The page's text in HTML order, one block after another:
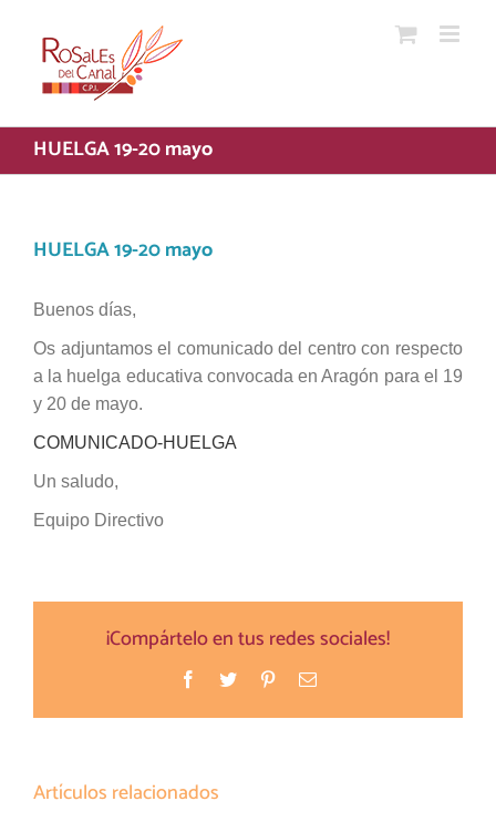
contenido
HUELGA 19-20 mayo
HUELGA 19-20 mayo
Buenos días,
Os adjuntamos el comunicado del centro con respecto
a la huelga educativa convocada en Aragón para el 19
y 20 de mayo.
COMUNICADO-HUELGA
Un saludo,
Equipo Directivo
¡Compártelo en tus redes sociales!
Facebook
Twitter PinterestCorreo
Artículos relacionados